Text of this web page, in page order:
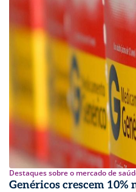
Destaques sobre o mercado de
Genéricos crescem